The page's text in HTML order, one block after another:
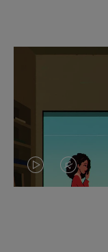
LA LE